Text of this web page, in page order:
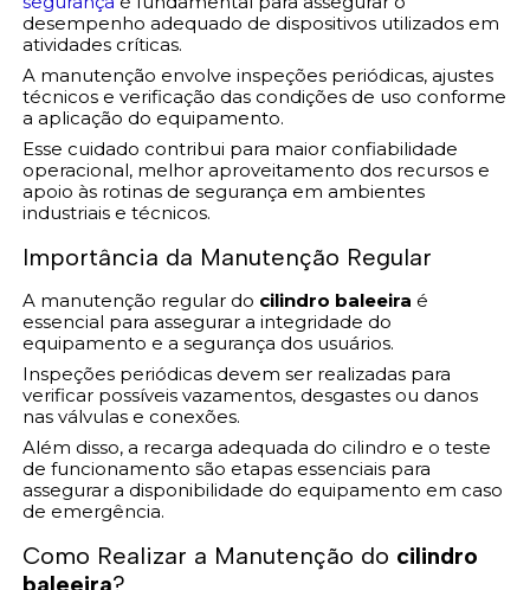
desempenho adequado de dispositivos utilizados em
atividades críticas.
A manutenção envolve inspeções periódicas, ajustes
técnicos e verificação das condições de uso conforme
a aplicação do equipamento.
Esse cuidado contribui para maior confiabilidade
operacional, melhor aproveitamento dos recursos e
apoio às rotinas de segurança em ambientes
industriais e técnicos.
Importância da Manutenção Regular
A manutenção regular do cilindro baleeira é
essencial para assegurar a integridade do
equipamento e a segurança dos usuários.
Inspeções periódicas devem ser realizadas para
verificar possíveis vazamentos, desgastes ou danos
nas válvulas e conexões.
Além disso, a recarga adequada do cilindro e o teste
de funcionamento são etapas essenciais para
assegurar a disponibilidade do equipamento em caso
de emergência.
Como Realizar a Manutenção do cilindro
baleeira?